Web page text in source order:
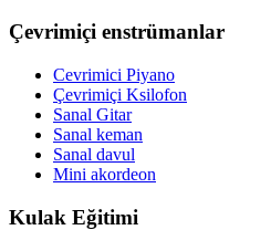
Çevrimiçi enstrümanlar
Cevrimici Piyano
Çevrimiçi Ksilofon
Sanal Gitar
Sanal keman
Sanal davul
Mini akordeon
Kulak Eğitimi